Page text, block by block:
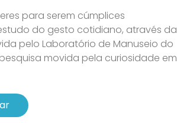
para serem cúmplices
do gesto cotidiano, através da
pelo Laboratório de Manuseio do
movida pela curiosidade em